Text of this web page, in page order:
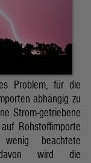
Problem, für die
abhängig zu
Strom-getriebene
Rohstoffimporte
beachtete
davon wird die